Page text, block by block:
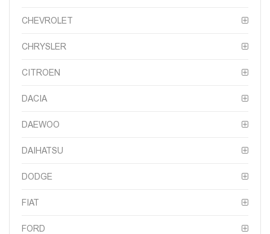
CHEVROLET
CHRYSLER
CITROEN
DACIA
DAEWOO
DAIHATSU
DODGE
FIAT
FORD